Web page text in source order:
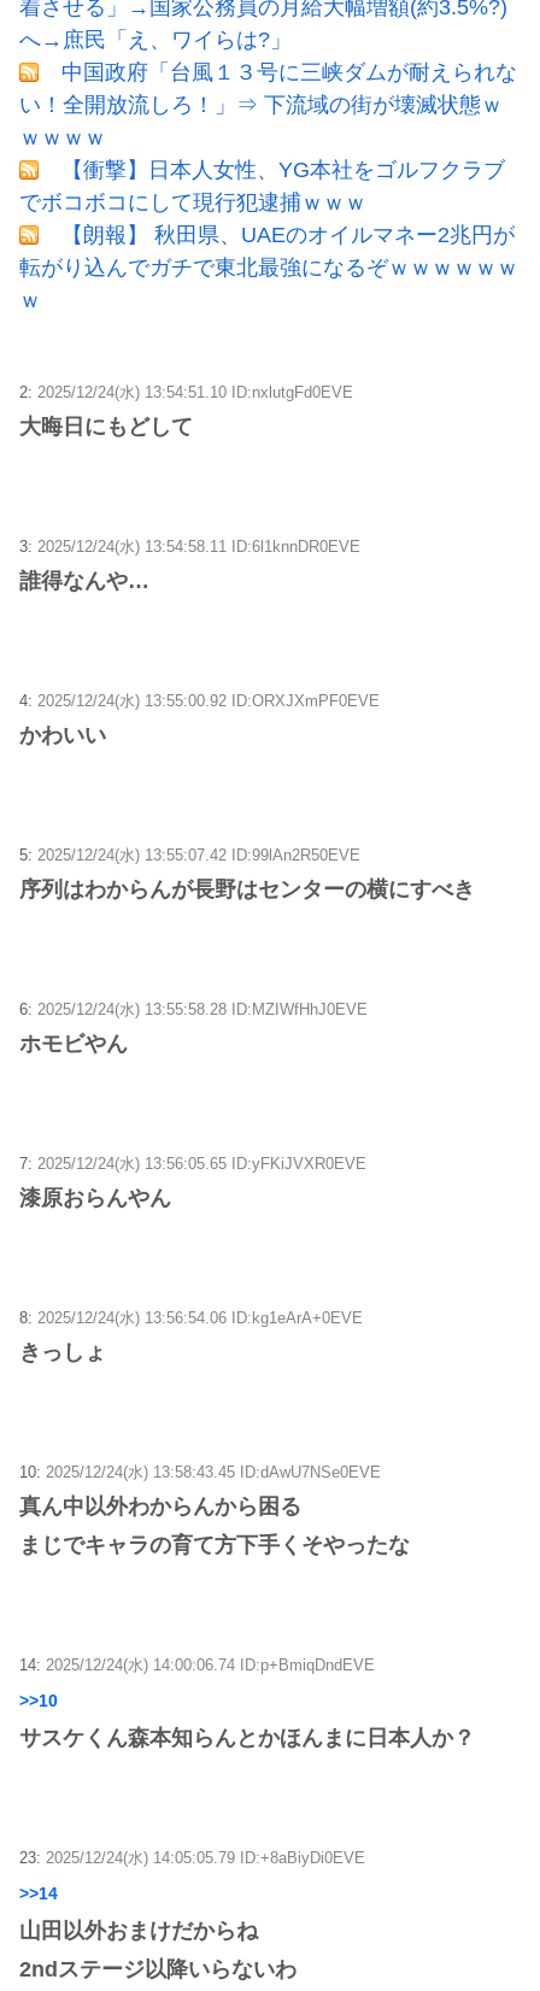
着させる」→国家公務員の月給大幅増額(約3.5%?)
へ→庶民「え、ワイらは?」
中国政府「台風１３号に三峡ダムが耐えられな
い！全開放流しろ！」⇒ 下流域の街が壊滅状態ｗ
ｗｗｗｗ
【衝撃】日本人女性、YG本社をゴルフクラブ
でボコボコにして現行犯逮捕ｗｗｗ
【朗報】 秋田県、UAEのオイルマネー2兆円が
転がり込んでガチで東北最強になるぞｗｗｗｗｗｗ
ｗ
2: 2025/12/24(水) 13:54:51.10 ID:nxlutgFd0EVE
大晦日にもどして
3: 2025/12/24(水) 13:54:58.11 ID:6l1knnDR0EVE
誰得なんや…
4: 2025/12/24(水) 13:55:00.92 ID:ORXJXmPF0EVE
かわいい
5: 2025/12/24(水) 13:55:07.42 ID:99lAn2R50EVE
序列はわからんが長野はセンターの横にすべき
6: 2025/12/24(水) 13:55:58.28 ID:MZIWfHhJ0EVE
ホモビやん
7: 2025/12/24(水) 13:56:05.65 ID:yFKiJVXR0EVE
漆原おらんやん
8: 2025/12/24(水) 13:56:54.06 ID:kg1eArA+0EVE
きっしょ
10: 2025/12/24(水) 13:58:43.45 ID:dAwU7NSe0EVE
真ん中以外わからんから困る
まじでキャラの育て方下手くそやったな
14: 2025/12/24(水) 14:00:06.74 ID:p+BmiqDndEVE
>>10
サスケくん森本知らんとかほんまに日本人か？
23: 2025/12/24(水) 14:05:05.79 ID:+8aBiyDi0EVE
>>14
山田以外おまけだからね
2ndステージ以降いらないわ